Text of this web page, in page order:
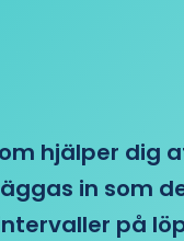
hjälper dig
in som
på